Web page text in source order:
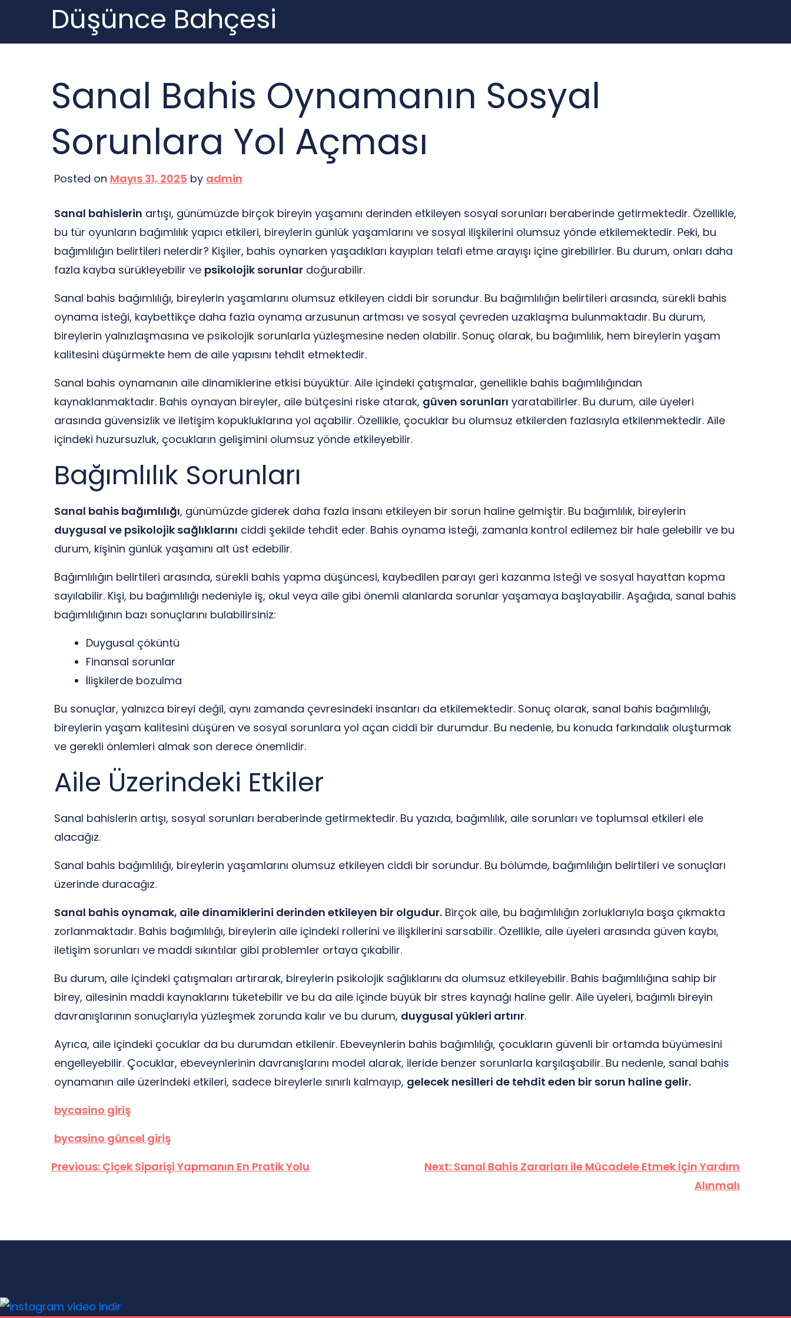
content
Düşünce Bahçesi
Sanal Bahis Oynamanın Sosyal
Sorunlara Yol Açması
Posted on Mayıs 31, 2025 by admin
Sanal bahislerin artışı, günümüzde birçok bireyin yaşamını derinden etkileyen sosyal sorunları beraberinde getirmektedir. Özellikle,
bu tür oyunların bağımlılık yapıcı etkileri, bireylerin günlük yaşamlarını ve sosyal ilişkilerini olumsuz yönde etkilemektedir. Peki, bu
bağımlılığın belirtileri nelerdir? Kişiler, bahis oynarken yaşadıkları kayıpları telafi etme arayışı içine girebilirler. Bu durum, onları daha
fazla kayba sürükleyebilir ve psikolojik sorunlar doğurabilir.
Sanal bahis bağımlılığı, bireylerin yaşamlarını olumsuz etkileyen ciddi bir sorundur. Bu bağımlılığın belirtileri arasında, sürekli bahis
oynama isteği, kaybettikçe daha fazla oynama arzusunun artması ve sosyal çevreden uzaklaşma bulunmaktadır. Bu durum,
bireylerin yalnızlaşmasına ve psikolojik sorunlarla yüzleşmesine neden olabilir. Sonuç olarak, bu bağımlılık, hem bireylerin yaşam
kalitesini düşürmekte hem de aile yapısını tehdit etmektedir.
Sanal bahis oynamanın aile dinamiklerine etkisi büyüktür. Aile içindeki çatışmalar, genellikle bahis bağımlılığından
kaynaklanmaktadır. Bahis oynayan bireyler, aile bütçesini riske atarak, güven sorunları yaratabilirler. Bu durum, aile üyeleri
arasında güvensizlik ve iletişim kopukluklarına yol açabilir. Özellikle, çocuklar bu olumsuz etkilerden fazlasıyla etkilenmektedir. Aile
içindeki huzursuzluk, çocukların gelişimini olumsuz yönde etkileyebilir.
Bağımlılık Sorunları
Sanal bahis bağımlılığı, günümüzde giderek daha fazla insanı etkileyen bir sorun haline gelmiştir. Bu bağımlılık, bireylerin
duygusal ve psikolojik sağlıklarını ciddi şekilde tehdit eder. Bahis oynama isteği, zamanla kontrol edilemez bir hale gelebilir ve bu
durum, kişinin günlük yaşamını alt üst edebilir.
Bağımlılığın belirtileri arasında, sürekli bahis yapma düşüncesi, kaybedilen parayı geri kazanma isteği ve sosyal hayattan kopma
sayılabilir. Kişi, bu bağımlılığı nedeniyle iş, okul veya aile gibi önemli alanlarda sorunlar yaşamaya başlayabilir. Aşağıda, sanal bahis
bağımlılığının bazı sonuçlarını bulabilirsiniz:
Duygusal çöküntü
Finansal sorunlar
İlişkilerde bozulma
Bu sonuçlar, yalnızca bireyi değil, aynı zamanda çevresindeki insanları da etkilemektedir. Sonuç olarak, sanal bahis bağımlılığı,
bireylerin yaşam kalitesini düşüren ve sosyal sorunlara yol açan ciddi bir durumdur. Bu nedenle, bu konuda farkındalık oluşturmak
ve gerekli önlemleri almak son derece önemlidir.
Aile Üzerindeki Etkiler
Sanal bahislerin artışı, sosyal sorunları beraberinde getirmektedir. Bu yazıda, bağımlılık, aile sorunları ve toplumsal etkileri ele
alacağız.
Sanal bahis bağımlılığı, bireylerin yaşamlarını olumsuz etkileyen ciddi bir sorundur. Bu bölümde, bağımlılığın belirtileri ve sonuçları
üzerinde duracağız.
Sanal bahis oynamak, aile dinamiklerini derinden etkileyen bir olgudur. Birçok aile, bu bağımlılığın zorluklarıyla başa çıkmakta
zorlanmaktadır. Bahis bağımlılığı, bireylerin aile içindeki rollerini ve ilişkilerini sarsabilir. Özellikle, aile üyeleri arasında güven kaybı,
iletişim sorunları ve maddi sıkıntılar gibi problemler ortaya çıkabilir.
Bu durum, aile içindeki çatışmaları artırarak, bireylerin psikolojik sağlıklarını da olumsuz etkileyebilir. Bahis bağımlılığına sahip bir
birey, ailesinin maddi kaynaklarını tüketebilir ve bu da aile içinde büyük bir stres kaynağı haline gelir. Aile üyeleri, bağımlı bireyin
davranışlarının sonuçlarıyla yüzleşmek zorunda kalır ve bu durum, duygusal yükleri artırır.
Ayrıca, aile içindeki çocuklar da bu durumdan etkilenir. Ebeveynlerin bahis bağımlılığı, çocukların güvenli bir ortamda büyümesini
engelleyebilir. Çocuklar, ebeveynlerinin davranışlarını model alarak, ileride benzer sorunlarla karşılaşabilir. Bu nedenle, sanal bahis
oynamanın aile üzerindeki etkileri, sadece bireylerle sınırlı kalmayıp, gelecek nesilleri de tehdit eden bir sorun haline gelir.
bycasino giriş
bycasino güncel giriş
Yazı
Previous: Çiçek Siparişi Yapmanın En Pratik Yolu Next: Sanal Bahis Zararları ile Mücadele Etmek İçin Yardım
Alınmalı